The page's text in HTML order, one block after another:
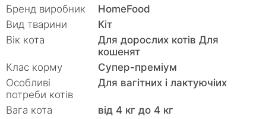
Бренд виробник
HomeFood
Вид тварини
Кiт
Вік кота
Для дорослих котів Для
кошенят
Клас корму
Супер-преміум
Особливі
потреби котів
Для вагітних і лактуючіих
Вага кота
від 4 кг до 4 кг